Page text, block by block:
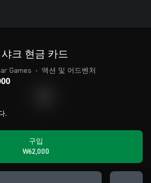
크 현금 카드
Games • 액션 및 어드벤처
.
구입
₩62,000